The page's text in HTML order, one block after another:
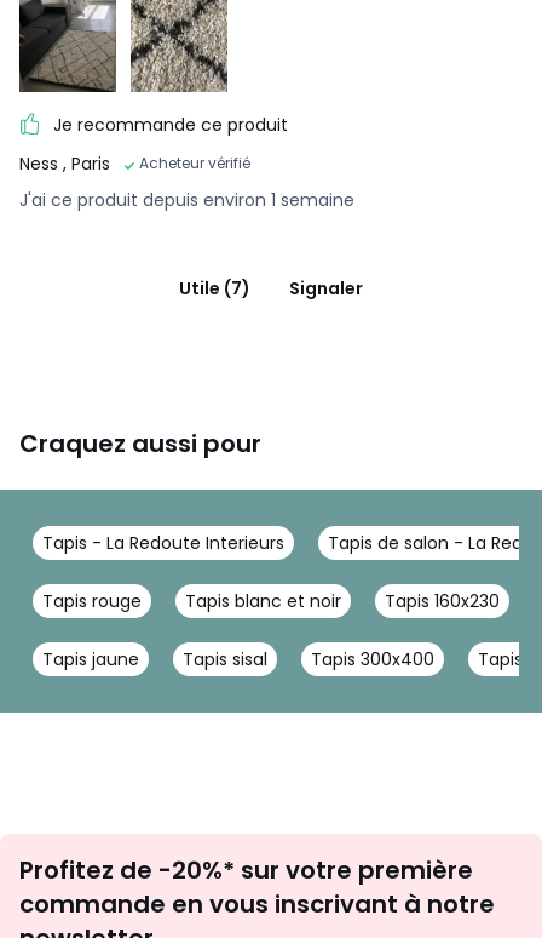
Je recommande ce produit
Ness , Paris Acheteur vérifié
J'ai ce produit depuis environ 1 semaine
Utile (7) Signaler
Craquez aussi pour
Tapis - La Redoute Interieurs Tapis de salon - La
Tapis rouge Tapis blanc et noir Tapis 160x230
Tapis jaune Tapis sisal Tapis 300x400 Tapis
newsletter
Profitez de -20%* sur votre première
commande en vous inscrivant à notre